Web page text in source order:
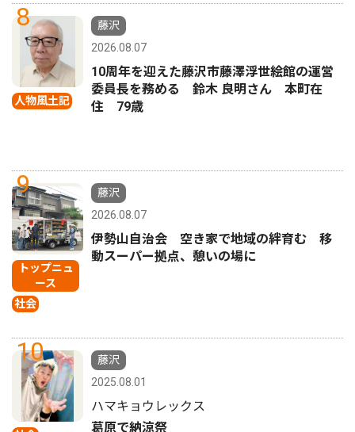
8
人物風土記
藤沢
2026.08.07
10周年を迎えた藤沢市藤澤浮世絵館の運営
委員長を務める 鈴木 良明さん 本町在
住 79歳
9
トップニュ
ース
社会
藤沢
2026.08.07
伊勢山自治会 空き家で地域の絆育む 移
動スーパー拠点、憩いの場に
10
藤沢
2025.08.01
ハマキョウレックス
葛原で納涼祭